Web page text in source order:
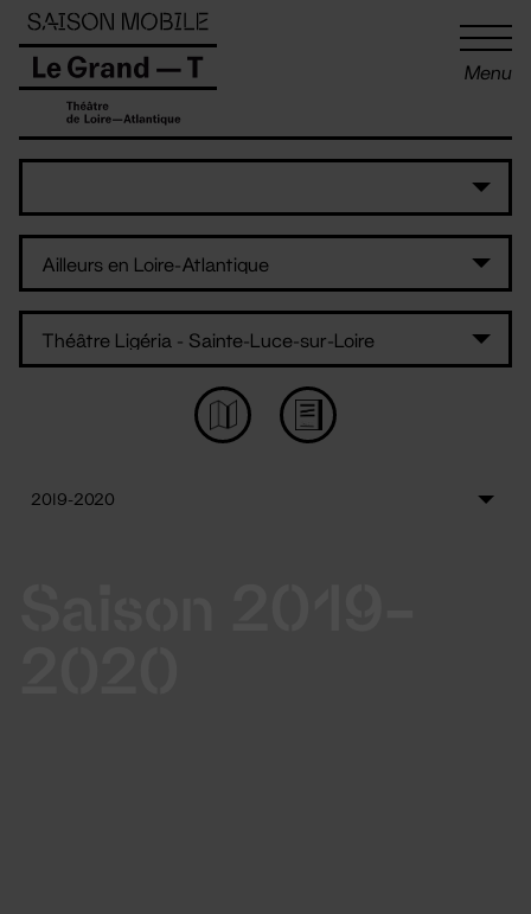
Menu
Panneau de gestion des cookies